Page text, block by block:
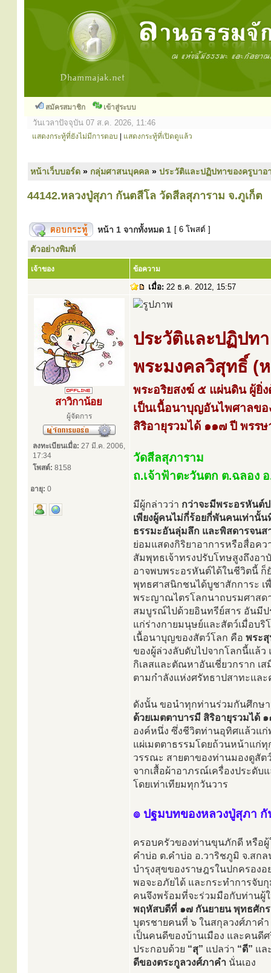
สมัครสมาชิก เข้าสู่ระบบ
วันเวลาปัจจุบัน 07 ส.ค. 2026, 11:46
แสดงกระทู้ที่ยังไม่มีการตอบ แสดงกระทู้ที่เปิดดูแล้ว
หน้าเว็บบอร์ด » กลุ่มศาสนบุคคล » ประวัติและปฏิปทาของครูบาอ
44142.หลวงปู่สุภา กันตสีโล วัดสีลสุภาราม จ.ภูเก็ต
หน้า 1 จากทั้งหมด 1 [ 6 โพสต์ ]
ตัวอย่างพิมพ์
เจ้าของ ข้อความ
เมื่อ: 22 ธ.ค. 2012, 15:57
สาวิกาน้อย
ผู้จัดการ
ลงทะเบียนเมื่อ: 27 มี.ค. 2006,
17:34
โพสต์: 8158
อายุ: 0
ประวัติและปฏิปทา
พระมงคลวิสุทธิ์ (
พระอริยสงฆ์ ๕ แผ่นดิน ผู้ยิ่
เป็นเนื้อนาบุญอันไพศาลข
สิริอายุรวมได้ ๑๑๗ ปี พรร
วัดสีลสุภาราม
ถ.เจ้าฟ้าตะวันตก ต.ฉลอง อ
มีผู้กล่าวว่า กว่าจะมีพระอรหันต์
เพียงผู้คนไม่กี่ร้อยกี่พันคนเท่านั้น
ธรรมะอันลุ่มลึก และพิสดารจนส
ย่อมแสดงกิริยาอาการหรือสื่อค
สัมพุทธเจ้าทรงปรับโทษสูงถึงอ
อาจพบพระอรหันต์ได้ในชีวิตนี้ ก็
พุทธศาสนิกชนได้บูชาสักการะ เ
พระญาณไตรโลกนาถบรมศาสด
สมบูรณ์ไปด้วยอินทรีย์สาร อันมีป
แก่ร่างกายมนุษย์และสัตว์เมื่อบ
เนื้อนาบุญของสัตว์โลก คือ พระ
ของผู้ล่วงลับดับไปจากโลกนี้แล้ว
กิเลสและตัณหาอันเชี่ยวกราก เ
ตามกำลังแห่งศรัทธาปสาทะแล
ดังนั้น ขอนำทุกท่านร่วมกันศึกษ
ด้วยเมตตาบารมี สิริอายุรวมได้
องค์หนึ่ง ซึ่งชีวิตท่านอุทิศแล้วแ
แผ่เมตตาธรรมโดยถ้วนหน้าแก่
วรรณะ สายตาของท่านมองดูสัต
จากเสื้อผ้าอาภรณ์เครื่องประดั
โดยเท่าเทียมทุกวันวาร
๏ ปฐมบทของหลวงปู่สุภา กั
ครอบครัวของท่านขุนภักดี หรือผู้
คำบ่อ ต.คำบ่อ อ.วาริชภูมิ จ.สก
บำรุงสุขของราษฎรในปกครองอ
พอจะอภัยได้ และกระทำการจับ
คนจึงพร้อมที่จะร่วมมือกับท่านผู้
พฤหัสบดีที่ ๑๗ กันยายน พุทธศัก
บุตรชายคนที่ ๖ ในสกุลวงศ์ภาค
เป็นคนดีของบ้านเมือง และคน
ประกอบด้วย “สุ” แปลว่า “ดี” แล
ดีของตระกูลวงศ์ภาคำ นั่นเอง